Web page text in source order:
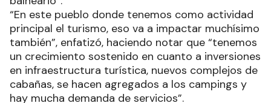
“En este pueblo donde tenemos como actividad
principal el turismo, eso va a impactar muchísimo
también”, enfatizó, haciendo notar que “tenemos
un crecimiento sostenido en cuanto a inversiones
en infraestructura turística, nuevos complejos de
cabañas, se hacen agregados a los campings y
hay mucha demanda de servicios”.